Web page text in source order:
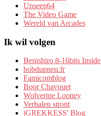
Unseen64
The Video Game
Wereld van Arcades
Ik wil volgen
Benishiro 8-16bits Inside
bobdupneu.fr
Famicomblog
Boor Chavouet
Wolverine Looney
Verhalen stront
iGREKKESS' Blog